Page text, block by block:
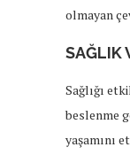
olmayan
SAĞLIK
Sağlığı
beslenme
yaşamını